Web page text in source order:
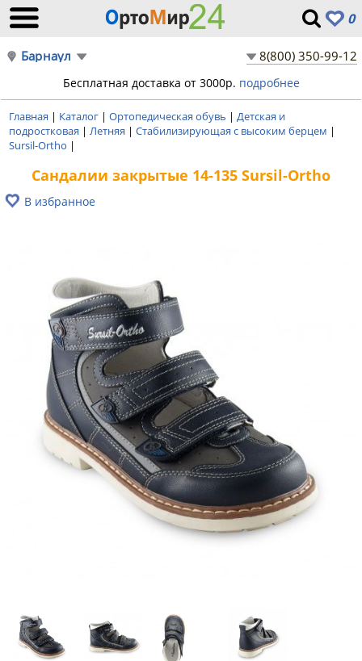
0
Барнаул 8(800) 350-99-12
Бесплатная доставка от 3000р. подробнее
Главная | Каталог | Ортопедическая обувь | Детская и
подростковая | Летняя | Стабилизирующая с высоким берцем |
Sursil-Ortho |
Сандалии закрытые 14-135 Sursil-Ortho
В избранное